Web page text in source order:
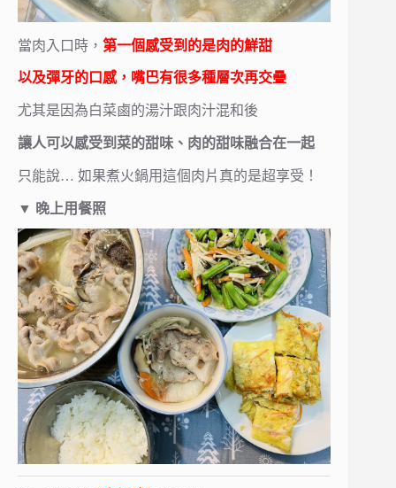
當肉入口時， 第一個感受到的是肉的鮮甜
以及彈牙的口感，嘴巴有很多種層次再交疊
尤其是因為白菜鹵的湯汁跟肉汁混和後
讓人可以感受到菜的甜味、肉的甜味融合在一起
只能說… 如果煮火鍋用這個肉片真的是超享受！
▼ 晚上用餐照